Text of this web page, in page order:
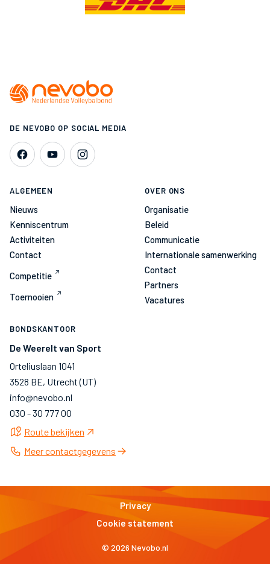
DE NEVOBO OP SOCIAL MEDIA
ALGEMEEN
Nieuws
Kenniscentrum
Activiteiten
Contact
Competitie
Toernooien
OVER ONS
Organisatie
Beleid
Communicatie
Internationale samenwerking
Contact
Partners
Vacatures
BONDSKANTOOR
De Weerelt van Sport
Orteliuslaan 1041
3528 BE, Utrecht (UT)
info@nevobo.nl
030 - 30 777 00
Route bekijken
Meer contactgegevens
© 2026 Nevobo.nl
Privacy
Cookie statement